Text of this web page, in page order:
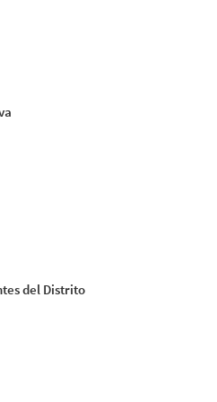
del Distrito